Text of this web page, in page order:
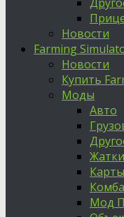
Новости
Farming
Новости
Купить
Моды
Авто
Жатки
Карты
Мод